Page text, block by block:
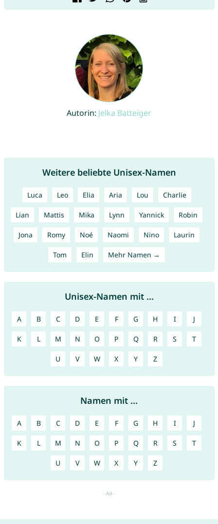
Autorin: Jelka Batteiger
Weitere beliebte Unisex-Namen
Luca Leo Elia Aria Lou Charlie
Lian Mattis Mika Lynn Yannick Robin
Jona Romy Noé Naomi Nino Laurin
Tom Elin Mehr Namen →
Unisex-Namen mit ...
A B C D E F G H I J
K L M N O P Q R S T
U V W X Y Z
Namen mit ...
A B C D E F G H I J
K L M N O P Q R S T
U V W X Y Z